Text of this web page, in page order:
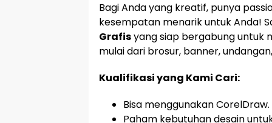
Bagi Anda yang kreatif, punya
kesempatan menarik untuk Anda!
Grafisyang siap bergabung untuk
mulai dari brosur, banner,
Kualifikasi yang Kami Cari:
Bisa menggunakan CorelDraw.
Paham kebutuhan desain